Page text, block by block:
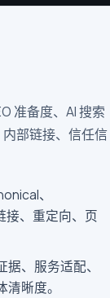
准备度、AI 搜索
部链接、信任信
、
、重定向、页
、服务适配、
晰度。